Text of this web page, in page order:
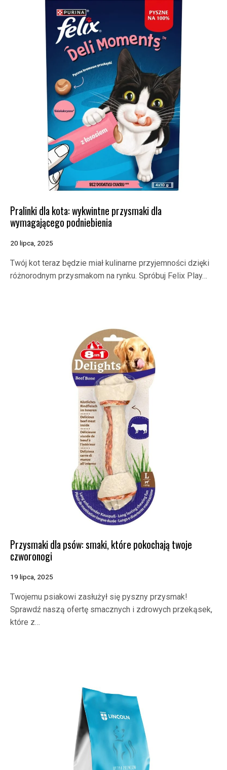
Pralinki dla kota: wykwintne przysmaki dla
wymagającego podniebienia
20 lipca, 2025
Twój kot teraz będzie miał kulinarne przyjemności dzięki
różnorodnym przysmakom na rynku. Spróbuj Felix Play…
Przysmaki dla psów: smaki, które pokochają twoje
czworonogi
19 lipca, 2025
Twojemu psiakowi zasłużył się pyszny przysmak!
Sprawdź naszą ofertę smacznych i zdrowych przekąsek,
które z…